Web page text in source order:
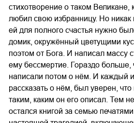
стихотворение о таком Великане,
любил свою избранницу. Но никак
ей для полного счастья нужно
домик, окружённый цветущими
поэтом от Бога. И написал массу
ему бессмертие. Гораздо больше,
написали потом о нём. И каждый
рассказать о нём, был уверен,
таким, каким он его описал. Тем
остался книгой за семью